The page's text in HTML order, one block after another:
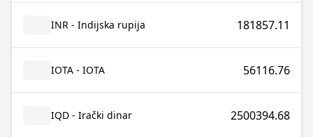
INR - Indijska rupija 181857.11
IOTA - IOTA 56116.76
IQD - Irački dinar 2500394.68